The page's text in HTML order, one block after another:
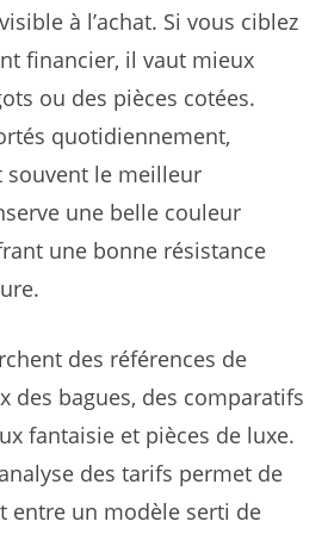
à l’achat. Si vous ciblez
financier, il vaut mieux
ou des pièces cotées.
quotidiennement,
souvent le meilleur
une belle couleur
une bonne résistance
des références de
des bagues, des comparatifs
fantaisie et pièces de luxe.
des tarifs permet de
entre un modèle serti de